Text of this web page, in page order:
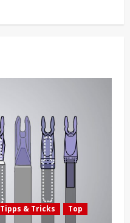
Tipps & Tricks Top